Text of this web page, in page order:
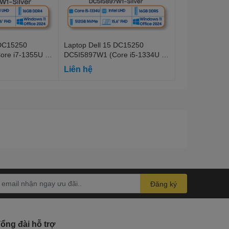
RAM 8GB
Loại RAM DDR4
2666MHz
Khe cắm SSD mở
rộng
Ổ đĩa quang
i7-1355U |
15.6" FHD
| Bạc)
Laptop Dell 15 DC15250
DC5I5897W1 (Core i5-1334U |
16GB | S-512GB | 15.6" FHD
120Hz | Win 11 | Office | Bạc)
Liên hệ
Đăng ký
đài hỗ trợ